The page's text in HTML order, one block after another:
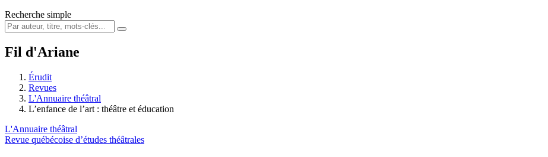
Recherche simple
Fil d'Ariane
Érudit
Revues
L'Annuaire théâtral
L’enfance de l’art : théâtre et éducation
L'Annuaire théâtral
Revue québécoise d’études théâtrales